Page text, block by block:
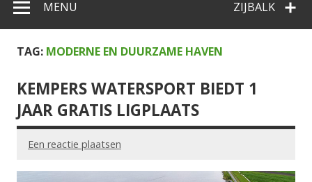
ZIJBALK
MENU
TAG: MODERNE EN DUURZAME HAVEN
KEMPERS WATERSPORT BIEDT 1
JAAR GRATIS LIGPLAATS
Een reactie plaatsen